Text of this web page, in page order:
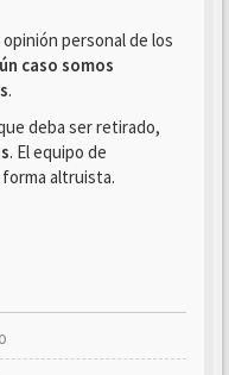
personal de los
caso somos
.
deba ser retirado,
. El equipo de
altruista.